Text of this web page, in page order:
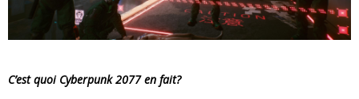
C’est quoi Cyberpunk 2077 en fait?